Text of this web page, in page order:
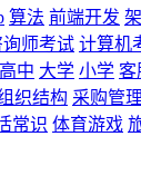
算法 前端开发
师考试 计算机
高中 大学 小学 客
织结构 采购管理
常识 体育游戏